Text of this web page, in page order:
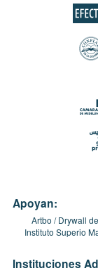
Apoyan:
Artbo Drywall
Instituto Superio
Instituciones